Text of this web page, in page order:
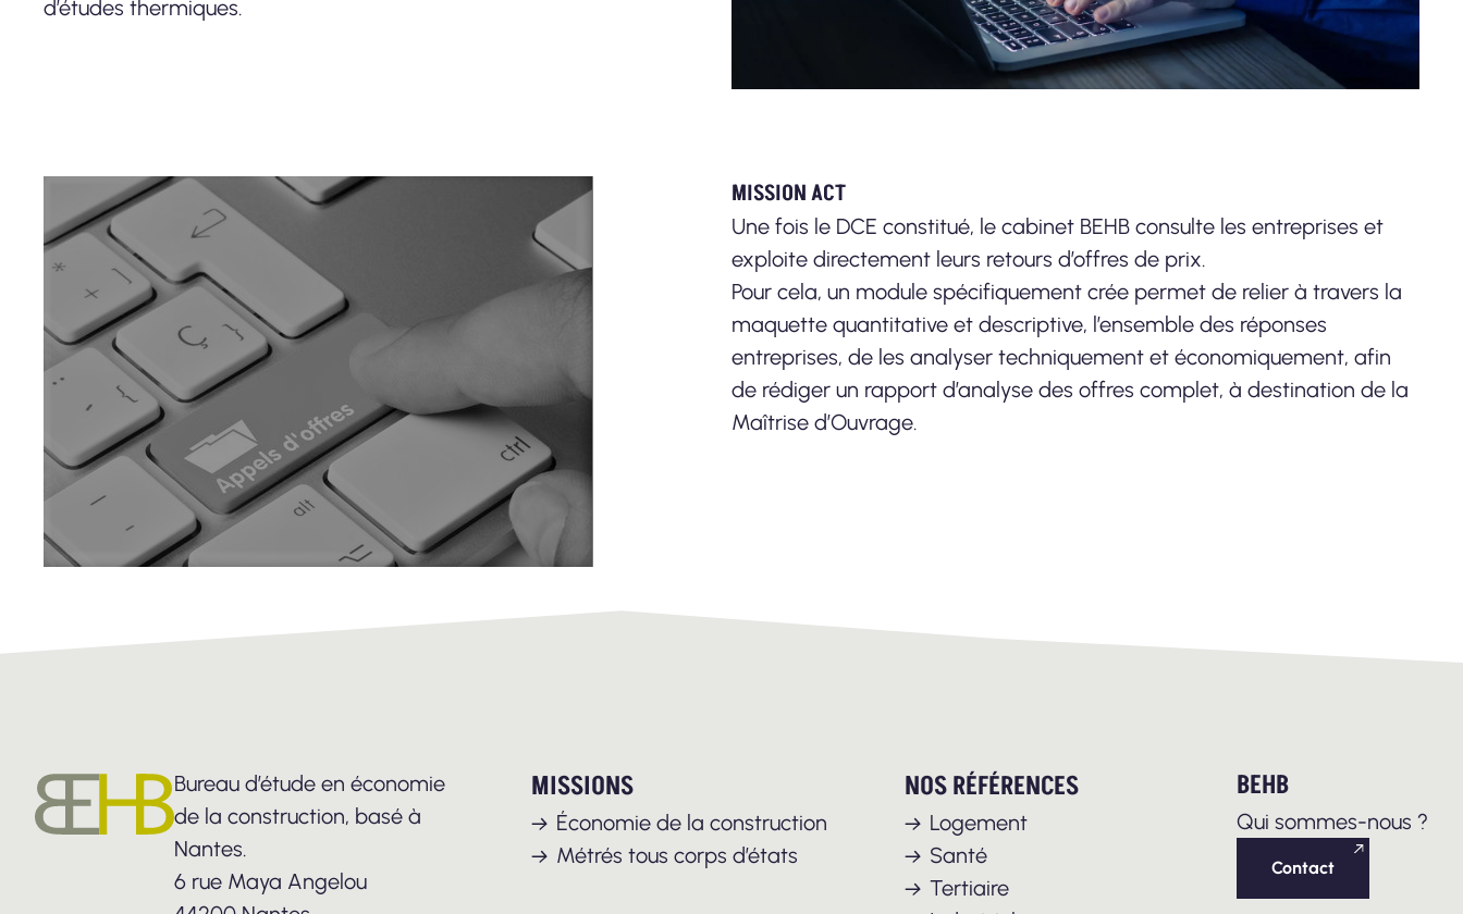
d’études thermiques.
MISSION ACT
Une fois le DCE constitué, le cabinet BEHB consulte les entreprises et
exploite directement leurs retours d’offres de prix.
Pour cela, un module spécifiquement crée permet de relier à travers la
maquette quantitative et descriptive, l’ensemble des réponses
entreprises, de les analyser techniquement et économiquement, afin
de rédiger un rapport d’analyse des offres complet, à destination de la
Maîtrise d’Ouvrage.
Bureau d’étude en économie
de la construction, basé à
Nantes.
6 rue Maya Angelou
MISSIONS
Économie de la construction
Métrés tous corps d’états
NOS RÉFÉRENCES
Logement
Santé
Tertiaire
BEHB
Qui sommes-nous ?
Contact